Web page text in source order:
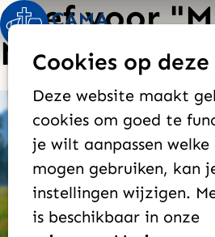
Cookies op
Deze website maakt
cookies om goed te
je wilt aanpassen welke
mogen gebruiken, kan
instellingen wijzigen.
is beschikbaar in onze
Geef voor
Makassar"
Huidig:
Wat wil je geven?
Wie
Contactgegevens
Hoe vaak wil je geven?*
Maandelijks